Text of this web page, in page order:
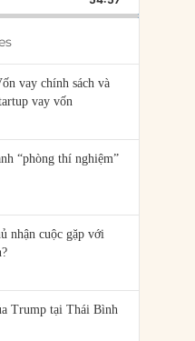
vay chính sách và
vay vốn
“phòng thí nghiệm”
nhận cuộc gặp với
Trump tại Thái Bình